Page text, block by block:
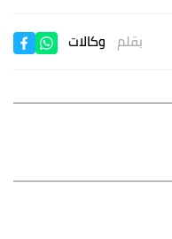
بقلم وكالات